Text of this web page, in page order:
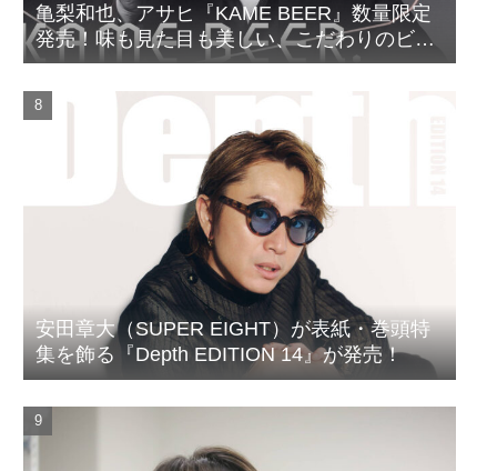
亀梨和也、アサヒ『KAME BEER』数量限定
発売！味も見た目も美しい、こだわりのビー
ルがついに完成
安田章大（SUPER EIGHT）が表紙・巻頭特
集を飾る『Depth EDITION 14』が発売！